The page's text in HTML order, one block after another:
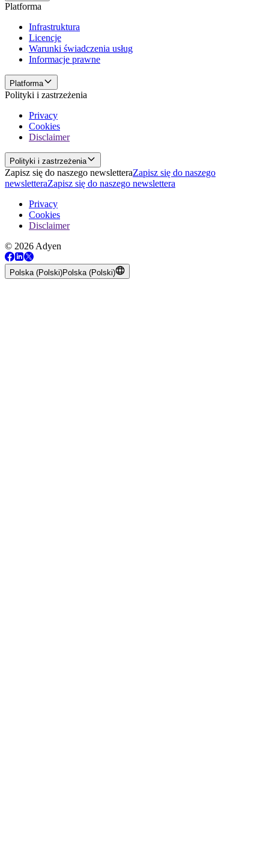
Platforma
Infrastruktura
Licencje
Warunki świadczenia usług
Informacje prawne
Platforma
Polityki i zastrzeżenia
Privacy
Cookies
Disclaimer
Polityki i zastrzeżenia
Zapisz się do naszego newsletteraZapisz się do naszego
newsletteraZapisz się do naszego newslettera
Privacy
Cookies
Disclaimer
© 2026 Adyen
Polska (Polski)Polska (Polski)